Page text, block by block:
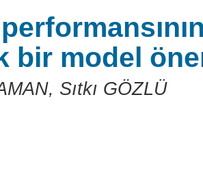
bir model
Sıtkı GÖZLÜ